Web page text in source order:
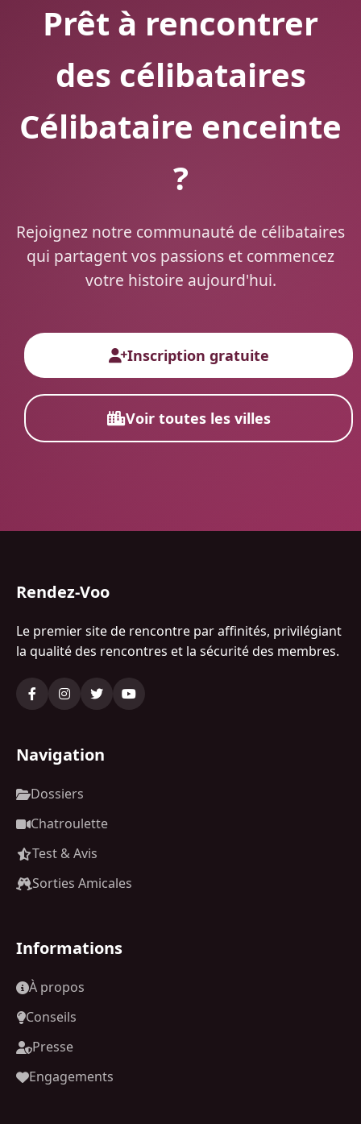
Prêt à rencontrer
des célibataires
Célibataire enceinte
?
Rejoignez notre communauté de célibataires
qui partagent vos passions et commencez
votre histoire aujourd'hui.
Inscription gratuite
Voir toutes les villes
Rendez-Voo
Le premier site de rencontre par affinités, privilégiant
la qualité des rencontres et la sécurité des membres.
Navigation
Dossiers
Chatroulette
Test & Avis
Sorties Amicales
Informations
À propos
Conseils
Presse
Engagements